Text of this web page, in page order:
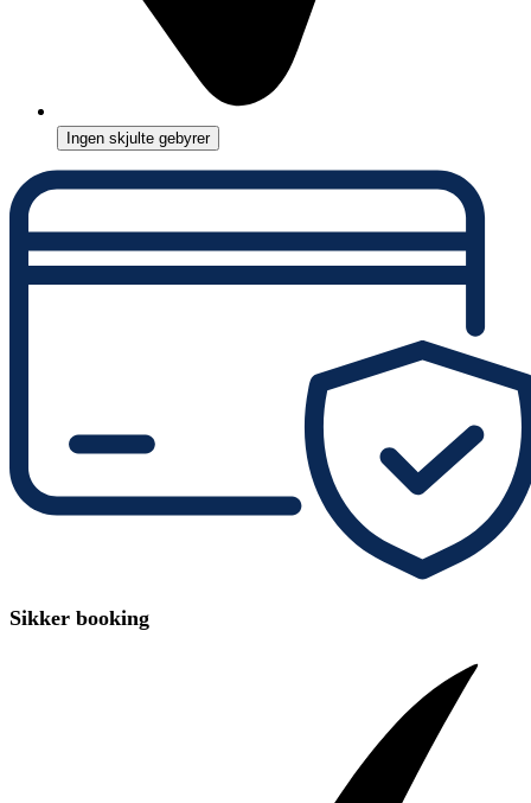
Ingen skjulte gebyrer
Sikker booking